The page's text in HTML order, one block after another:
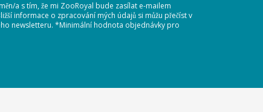
a s tím, že mi ZooRoyal bude zasílat e-mailem
informace o zpracování mých údajů si můžu přečíst v
newsletteru. *Minimální hodnota objednávky pro